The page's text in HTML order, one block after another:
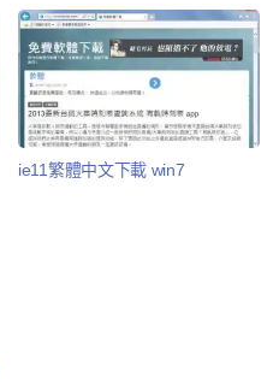
ie11繁體中文下載 win7